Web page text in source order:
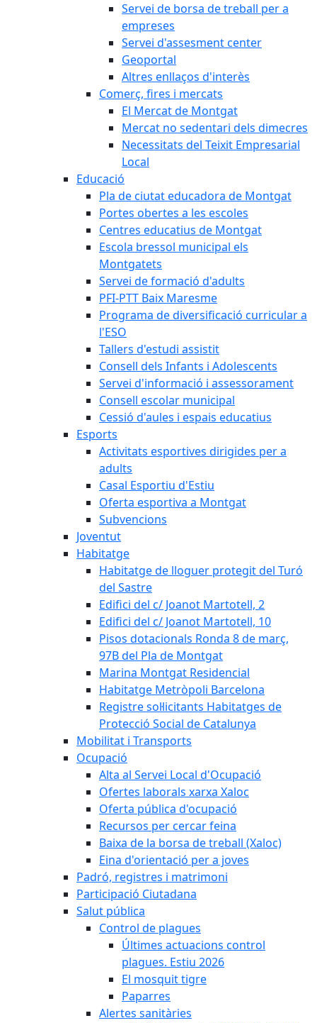
Servei de borsa de treball per a
empreses
Servei d'assesment center
Geoportal
Altres enllaços d'interès
Comerç, fires i mercats
El Mercat de Montgat
Mercat no sedentari dels dimecres
Necessitats del Teixit Empresarial
Local
Educació
Pla de ciutat educadora de Montgat
Portes obertes a les escoles
Centres educatius de Montgat
Escola bressol municipal els
Montgatets
Servei de formació d'adults
PFI-PTT Baix Maresme
Programa de diversificació curricular a
l'ESO
Tallers d'estudi assistit
Consell dels Infants i Adolescents
Servei d'informació i assessorament
Consell escolar municipal
Cessió d'aules i espais educatius
Esports
Activitats esportives dirigides per a
adults
Casal Esportiu d'Estiu
Oferta esportiva a Montgat
Subvencions
Joventut
Habitatge
Habitatge de lloguer protegit del Turó
del Sastre
Edifici del c/ Joanot Martotell, 2
Edifici del c/ Joanot Martotell, 10
Pisos dotacionals Ronda 8 de març,
97B del Pla de Montgat
Marina Montgat Residencial
Habitatge Metròpoli Barcelona
Registre sol·licitants Habitatges de
Protecció Social de Catalunya
Mobilitat i Transports
Ocupació
Alta al Servei Local d'Ocupació
Ofertes laborals xarxa Xaloc
Oferta pública d'ocupació
Recursos per cercar feina
Baixa de la borsa de treball (Xaloc)
Eina d'orientació per a joves
Padró, registres i matrimoni
Participació Ciutadana
Salut pública
Control de plagues
Últimes actuacions control
plagues. Estiu 2026
El mosquit tigre
Paparres
Alertes sanitàries